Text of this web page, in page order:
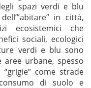
spazi verdi e blu
in città,
ecosistemici che
sociali, ecologici
verdi e blu sono
urbane, spesso
come strade
di suolo e